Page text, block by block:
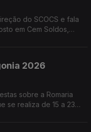
do SCOCS e fala
em Cem Soldos,
2026
sobre a Romaria
se realiza de 15 a 23